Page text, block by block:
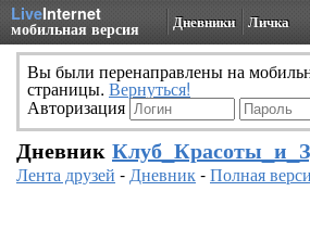
LiveInternet
мобильная версия Дневники Личка
Вы были перенаправлены на
страницы. Вернуться!
Авторизация
Дневник
Лента друзей -Дневник-Полная